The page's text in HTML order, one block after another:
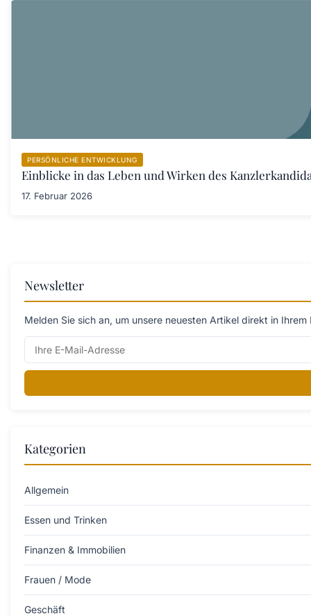
PERSÖNLICHE ENTWICKLUNG
Einblicke in das Leben und Wirken des
17. Februar 2026
Newsletter
Melden Sie sich an, um unsere neuesten Artikel direkt in
Kategorien
Allgemein
Essen und Trinken
Finanzen & Immobilien
Frauen / Mode
Geschäft